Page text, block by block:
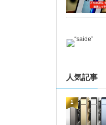
人気記事
1